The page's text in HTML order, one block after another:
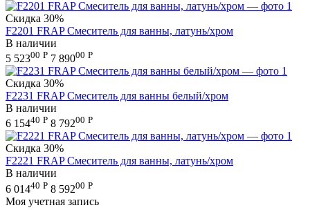
Скидка 30%
F2201 FRAP Смеситель для ванны, латунь/хром
В наличии
5 52300 Р 7 89000 Р
Скидка 30%
F2231 FRAP Смеситель для ванны белый/хром
В наличии
6 15440 Р 8 79200 Р
Скидка 30%
F2221 FRAP Смеситель для ванны, латунь/хром
В наличии
6 01440 Р 8 59200 Р
Моя учетная запись